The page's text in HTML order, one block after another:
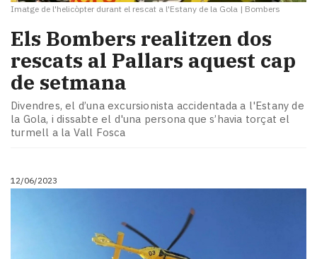
Imatge de l'helicòpter durant el rescat a l'Estany de la Gola | Bombers
Els Bombers realitzen dos
rescats al Pallars aquest cap
de setmana
Divendres, el d’una excursionista accidentada a l'Estany de
la Gola, i dissabte el d'una persona que s’havia torçat el
turmell a la Vall Fosca
12/06/2023